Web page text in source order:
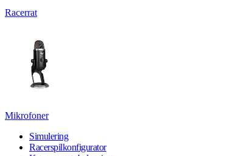
Racerrat
Mikrofoner
Simulering
Racerspilkonfigurator